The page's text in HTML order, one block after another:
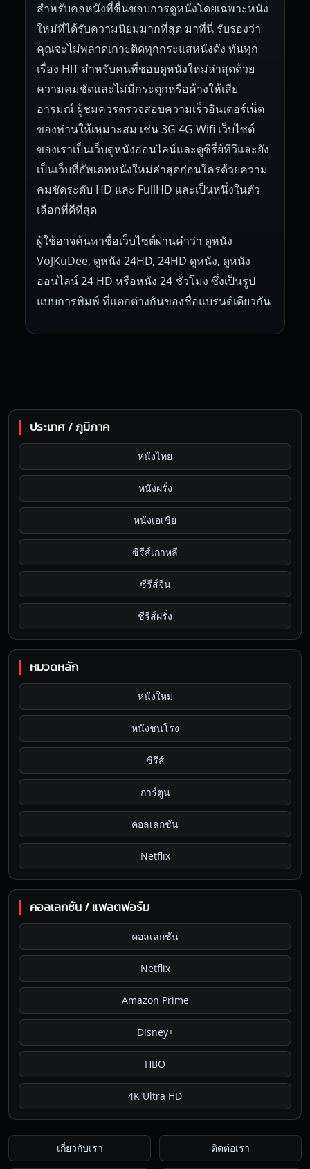
สำหรับคอหนังที่ชื่นชอบการดูหนังโดยเฉพาะหนัง
ใหม่ที่ได้รับความนิยมมากที่สุด มาที่นี่ รับรองว่า
คุณจะไม่พลาดเกาะติดทุกกระแสหนังดัง ทันทุก
เรื่อง HIT สำหรับคนที่ชอบดูหนังใหม่ล่าสุดด้วย
ความคมชัดและไม่มีกระตุกหรือค้างให้เสีย
อารมณ์ ผู้ชมควรตรวจสอบความเร็วอินเตอร์เน็ต
ของท่านให้เหมาะสม เช่น 3G 4G Wifi เว็บไซต์
ของเราเป็นเว็บดูหนังออนไลน์และดูซีรี่ย์ทีวีและยัง
เป็นเว็บที่อัพเดทหนังใหม่ล่าสุดก่อนใครด้วยความ
คมชัดระดับ HD และ FullHD และเป็นหนึ่งในตัว
เลือกที่ดีที่สุด
ผู้ใช้อาจค้นหาชื่อเว็บไซต์ผ่านคำว่า ดูหนัง
VoJKuDee, ดูหนัง 24HD, 24HD ดูหนัง, ดูหนัง
ออนไลน์ 24 HD หรือหนัง 24 ชั่วโมง ซึ่งเป็นรูป
แบบการพิมพ์ ที่แตกต่างกันของชื่อแบรนด์เดียวกัน
ประเทศ / ภูมิภาค
หนังไทย
หนังฝรั่ง
หนังเอเชีย
ซีรีส์เกาหลี
ซีรีส์จีน
ซีรีส์ฝรั่ง
หมวดหลัก
หนังใหม่
หนังชนโรง
ซีรีส์
การ์ตูน
คอลเลกชัน
Netflix
คอลเลกชัน / แพลตฟอร์ม
คอลเลกชัน
Netflix
Amazon Prime
Disney+
HBO
4K Ultra HD
เกี่ยวกับเรา ติดต่อเรา